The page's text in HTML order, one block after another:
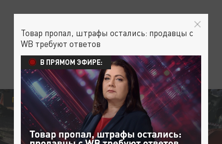
ПРОИСШЕСТВИЯ
Товар пропал, штрафы остались: продавцы с
WB требуют ответов
В ПРЯМОМ ЭФИРЕ: